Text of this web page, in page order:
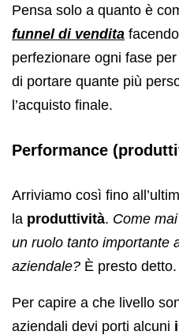
Pensa solo a quanto è
funnel di vendita
perfezionare ogni fase
di portare quante più
l’acquisto finale.
Performance
Arriviamo così fino
la produttività. Come
un ruolo tanto importante
aziendale? È presto detto.
Per capire a che livello
aziendali devi porti alcuni